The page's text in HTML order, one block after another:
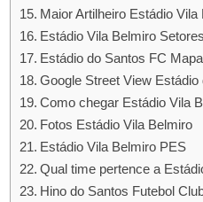
Maior Artilheiro Estádio Vila
Estádio Vila Belmiro Setores
Estádio do Santos FC Mapa
Google Street View Estádio
Como chegar Estádio Vila
Fotos Estádio Vila Belmiro
Estádio Vila Belmiro PES
Qual time pertence a
Hino do Santos Futebol